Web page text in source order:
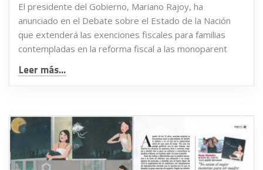
El presidente del Gobierno, Mariano Rajoy, ha
anunciado en el Debate sobre el Estado de la Nación
que extenderá las exenciones fiscales para familias
contempladas en la reforma fiscal a las monoparent
Leer más...